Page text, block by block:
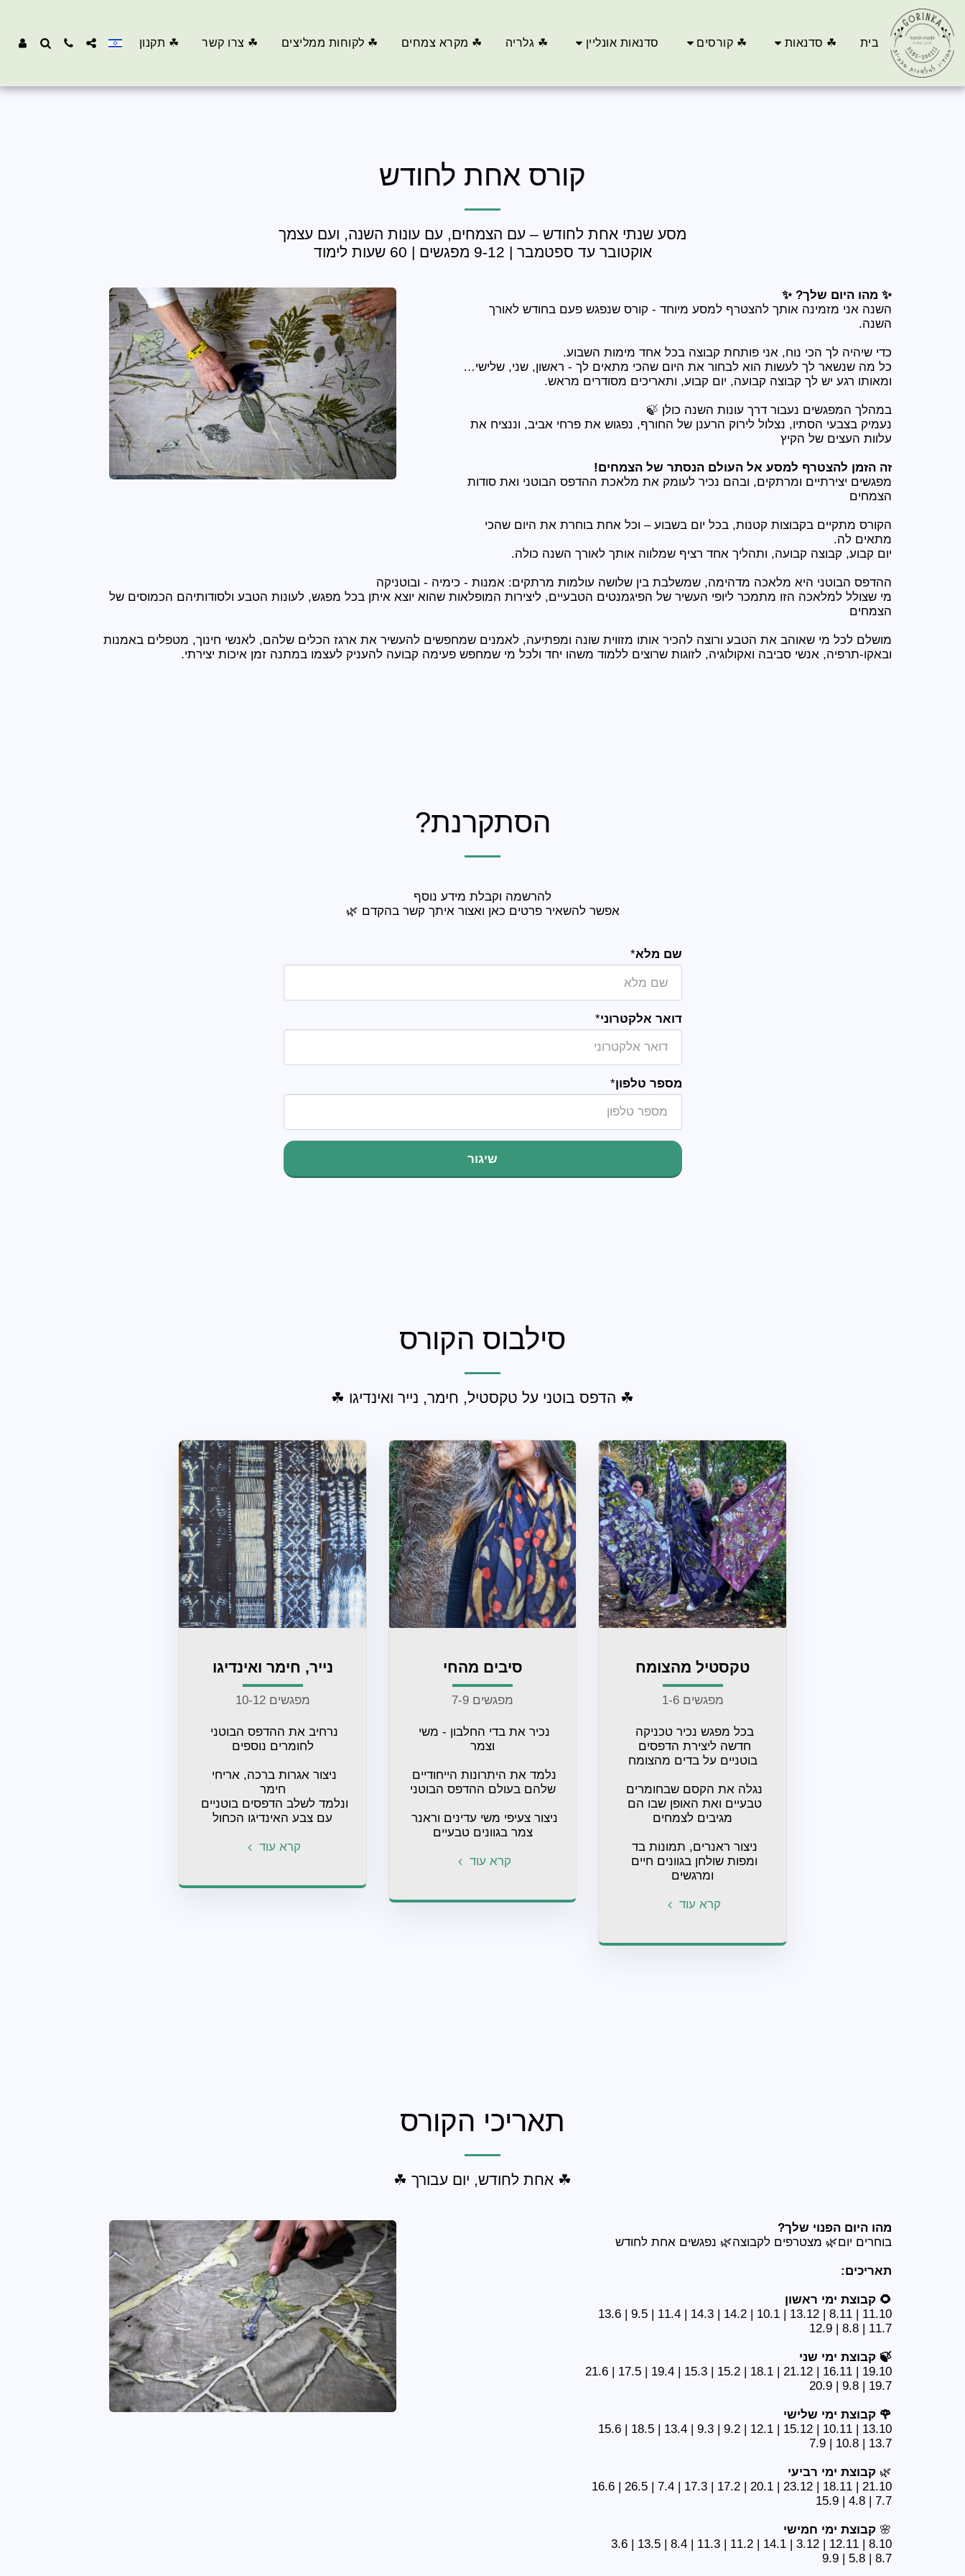
בית ☘ סדנאות ☘ קורסים סדנאות אונליין ☘ גלריה ☘ מקרא צמחים ☘ לקוחות ממליצים ☘ צרו קשר ☘ תקנון
קורס אחת לחודש
אוקטובר עד ספטמבר | 9-12 מפגשים | 60 שעות לימוד
✨ מהו היום שלך? ✨
השנה אני מזמינה אותך להצטרף למסע מיוחד - קורס שנפגש פעם בחודש לאורך
השנה.
כדי שיהיה לך הכי נוח, אני פותחת קבוצה בכל אחד מימות השבוע.
כל מה שנשאר לך לעשות הוא לבחור את היום שהכי מתאים לך - ראשון, שני, שלישי…
ומאותו רגע יש לך קבוצה קבועה, יום קבוע, ותאריכים מסודרים מראש.
במהלך המפגשים נעבור דרך עונות השנה כולן 🍃
נעמיק בצבעי הסתיו, נצלול לירוק הרענן של החורף, נפגוש את פרחי אביב, וננציח את
עלוות העצים של הקיץ
זה הזמן להצטרף למסע אל העולם הנסתר של הצמחים!
מפגשים יצירתיים ומרתקים, ובהם נכיר לעומק את מלאכת ההדפס הבוטני ואת סודות
הצמחים
הקורס מתקיים בקבוצות קטנות, בכל יום בשבוע – וכל אחת בוחרת את היום שהכי
מתאים לה.
יום קבוע, קבוצה קבועה, ותהליך אחד רציף שמלווה אותך לאורך השנה כולה.
ההדפס הבוטני היא מלאכה מדהימה, שמשלבת בין שלושה עולמות מרתקים: אמנות - כימיה - ובוטניקה
מי שצולל למלאכה הזו מתמכר ליופי העשיר של הפיגמנטים הטבעיים, ליצירות המופלאות שהוא יוצא איתן בכל מפגש, לעונות הטבע ולסודותיהם הכמוסים של
הצמחים
מושלם לכל מי שאוהב את הטבע ורוצה להכיר אותו מזווית שונה ומפתיעה, לאמנים שמחפשים להעשיר את ארגז הכלים שלהם, לאנשי חינוך, מטפלים באמנות
ובאקו-תרפיה, אנשי סביבה ואקולוגיה, לזוגות שרוצים ללמוד משהו יחד ולכל מי שמחפש פעימה קבועה להעניק לעצמו במתנה זמן איכות יצירתי.
הסתקרנת?
להרשמה וקבלת מידע נוסף
אפשר להשאיר פרטים כאן ואצור איתך קשר בהקדם 🌿
שם מלא*
דואר אלקטרוני*
מספר טלפון*
שיגור
סילבוס הקורס
☘ הדפס בוטני על טקסטיל, חימר, נייר ואינדיגו ☘
טקסטיל מהצומח
מפגשים 1-6
ומרגשים
קרא עוד
סיבים מהחי
מפגשים 7-9
צמר בגוונים טבעיים
קרא עוד
נייר, חימר ואינדיגו
מפגשים 10-12
עם צבע האינדיגו הכחול
קרא עוד
תאריכי הקורס
☘ אחת לחודש, יום עבורך ☘
מהו היום הפנוי שלך?
בוחרים יום🌿 מצטרפים לקבוצה🌿 נפגשים אחת לחודש
תאריכים:
🌻 קבוצת ימי ראשון
11.10 | 8.11 | 13.12 | 10.1 | 14.2 | 14.3 | 11.4 | 9.5 | 13.6
11.7 | 8.8 | 12.9
🍃 קבוצת ימי שני
19.10 | 16.11 | 21.12 | 18.1 | 15.2 | 15.3 | 19.4 | 17.5 | 21.6
19.7 | 9.8 | 20.9
🌹 קבוצת ימי שלישי
13.10 | 10.11 | 15.12 | 12.1 | 9.2 | 9.3 | 13.4 | 18.5 | 15.6
13.7 | 10.8 | 7.9
🌿 קבוצת ימי רביעי
21.10 | 18.11 | 23.12 | 20.1 | 17.2 | 17.3 | 7.4 | 26.5 | 16.6
7.7 | 4.8 | 15.9
🌸 קבוצת ימי חמישי
8.10 | 12.11 | 3.12 | 14.1 | 11.2 | 11.3 | 8.4 | 13.5 | 3.6
8.7 | 5.8 | 9.9